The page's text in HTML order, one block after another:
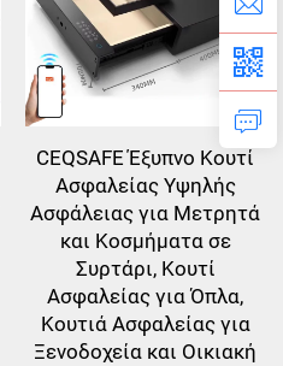
CEQSAFE Έξυπνο Κουτί
Ασφαλείας Υψηλής
Ασφάλειας για Μετρητά
και Κοσμήματα σε
Συρτάρι, Κουτί
Ασφαλείας για Όπλα,
Κουτιά Ασφαλείας για
Ξενοδοχεία και Οικιακή